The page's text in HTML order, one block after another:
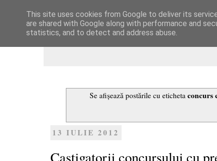
Dulcegarii culinare
Se afișează postările cu etichetaconcurs
13 IULIE 2012
Castigatorii concursului cu
This site uses cookies from Google to deliver its
are shared with Google along with performance and
statistics, and to detect and address abuse.